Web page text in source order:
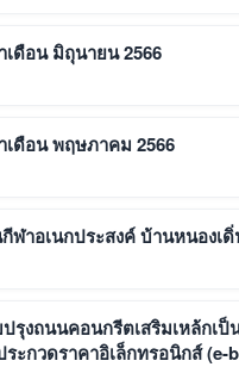
ดือน มิถุนายน 2566
เดือน พฤษภาคม 2566
ฬาอเนกประสงค์ บ้านหนอง
ปรุงถนนคอนกรีตเสริมเหล้ก
ะกวดราคาอิเล็กทรอนิกส์ (e-